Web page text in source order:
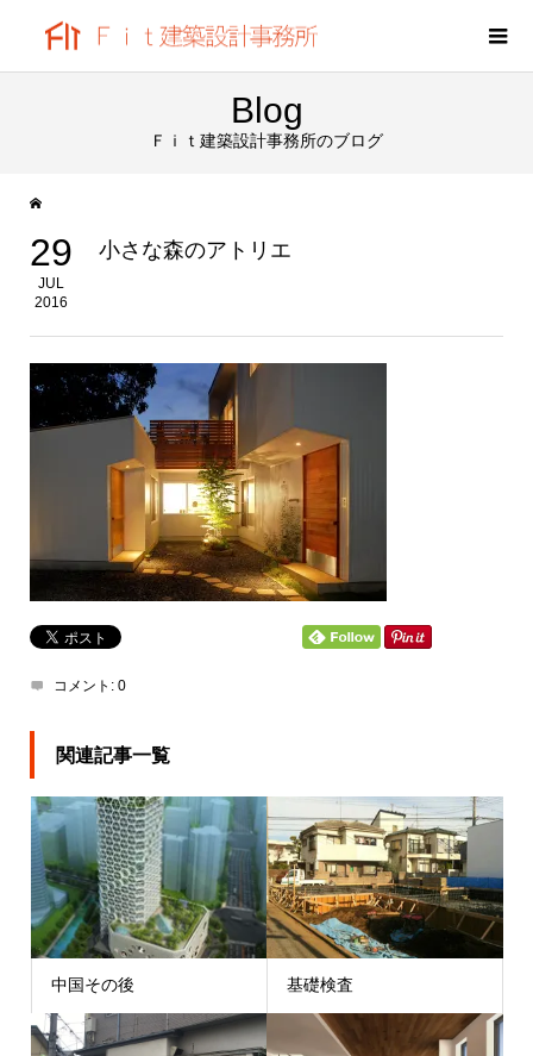
Blog
Ｆｉｔ建築設計事務所のブログ
29
JUL
2016
小さな森のアトリエ
コメント: 0
関連記事一覧
中国その後 基礎検査